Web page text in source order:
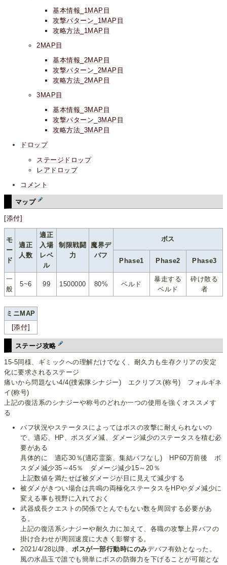
基本情報_1MAP目
攻撃パターン_1MAP目
攻略方法_1MAP目
2MAP目
基本情報_2MAP目
攻撃パターン_2MAP目
攻略方法_2MAP目
3MAP目
基本情報_3MAP目
攻撃パターン_3MAP目
攻略方法_3MAP目
ドロップ
ステージドロップ
レアドロップ
コメント
マップ
[添付]
モ
ー
ド
適正
人数
適正
入場
レベ
ル
制限戦闘
力
魔界デ
バフ
ボス
Phase1 Phase2 Phase3
一
般
5~6 99 1500000 80% ベルド
暴走する
ベルド
砕け散る
者
ミニMAP
[添付]
ステージ攻略
15-5同様、ギミックへの理解だけでなく、耐久力も生存クリアの安定
化に要求されるステージ
痛いから問題ない4/4(捜索隊シナジー) エクリプス(称号) フォルギネ
イ(称号)
上記の復活系のシナジーや称号のどれか一つの使用を強くオススメす
る
バフ状況やステータスによってはボスの攻撃に耐えられないの
で、適応、HP、ボスダメ減、ダメージ減少のステータスを積む必
要がある
具体的に 適応30％(適応霊薬、集結バフなし) HP60万前後 ボ
スダメ減少35～45％ ダメージ減少15～20％
上記数値を満たせば被ダメージが目に見えて減少する
被ダメがきつい場合は共鳴の両極化ステータスをHPやダメ減少に
変える事も視野に入れておく
武器成長クエストの関係でとんでもない数を周回する必要があ
る。
上記の復活系シナジーや耐久力に加えて、各職の攻撃上昇バフの
掛け合わせが周回速度に大きく影響する。
2021/4/28以降、ボスが一部行動時にのみデバフ有効となった。
風の水晶玉で誰でも簡単にボスの防御力を下げることが可能とな